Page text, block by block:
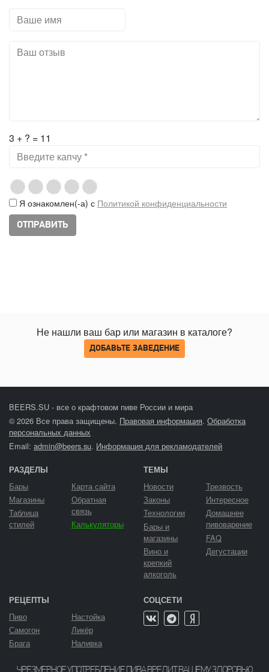
3 + ? = 11
Я ознакомлен(-а) с Политикой конфиденциальности
Не нашли ваш бар или магазин в каталоге?
ДОБАВЬТЕ ЗАВЕДЕНИЕ
BEERS.SU - все о крафтовом пиве России и мира
© 2026 Все права защищены. Правовая информация. Обработка
персональных данных
Email: admin@beers.su. Информация для рекламодателей
РАЗДЕЛЫ
Бары
Магазины
Таблица
стилей
Карта сайта
Обратная
связь
Калькуляторы
ТЕМЫ
Новости
Законы
Технологии
Бары и
магазины
Вино и
крепкий
алкоголь
Трезвость
Интересное
Домашнее
пивоварение
FAQ
Дегустации
РЕЦЕПТЫ
Пиво
Самогон
Брага
Настойка
Ликёр
Наливка
СОЦСЕТИ